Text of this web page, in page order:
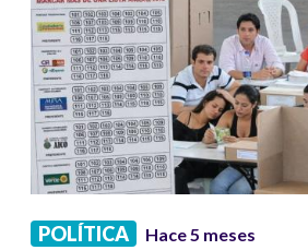
POLÍTICA Hace 5 meses